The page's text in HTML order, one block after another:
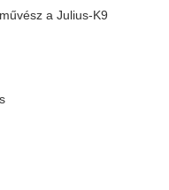
a Julius-K9